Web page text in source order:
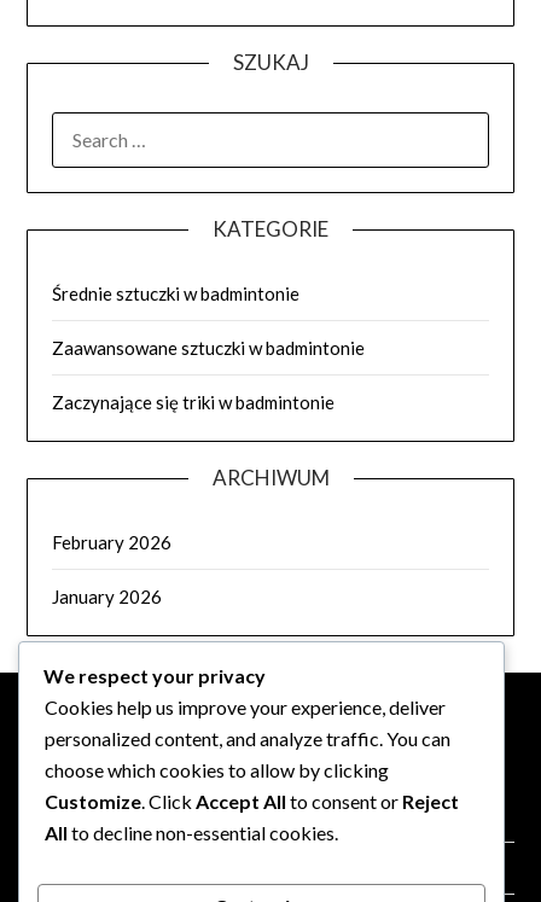
SZUKAJ
FOR:
KATEGORIE
Średnie sztuczki w badmintonie
Zaawansowane sztuczki w badmintonie
Zaczynające się triki w badmintonie
ARCHIWUM
February 2026
January 2026
INFORMACJE PRAWNE
Regulamin
We respect your privacy
Cookies help us improve your experience, deliver
personalized content, and analyze traffic. You can
choose which cookies to allow by clicking
Customize . Click Accept All to consent or Reject
All to decline non-essential cookies.